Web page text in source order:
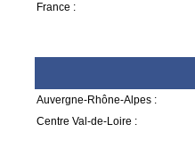
France :
Auvergne-Rhône-Alpes :
Centre Val-de-Loire :